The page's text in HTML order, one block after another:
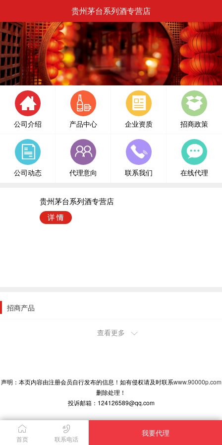
贵州茅台系列酒专营店
公司介绍 产品中心 企业资质 招商政策
公司动态 代理意向 联系我们 在线代理
贵州茅台系列酒专营店
招商产品
查看更多
2017-9-21 11:52:12
山东省菏泽市代理商
有意向代理，请与我联系！
山东省菏泽市代理商
有意向代理，请与我联系！
声明：本页内容由注册会员自行发布的信息！如有侵权请及时联系www.90000p.com
删除处理！
投诉邮箱：124126589@qq.com
首页 联系电话
我要代理